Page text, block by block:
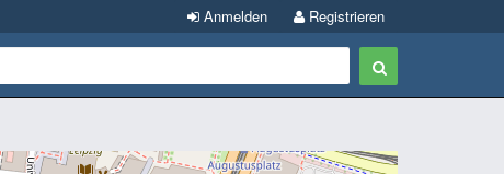
Registrieren
Anmelden